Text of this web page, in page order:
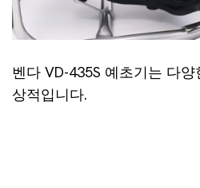
벤다 VD-435S 예초기는 다
상적입니다.